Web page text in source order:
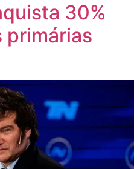
30%
primárias